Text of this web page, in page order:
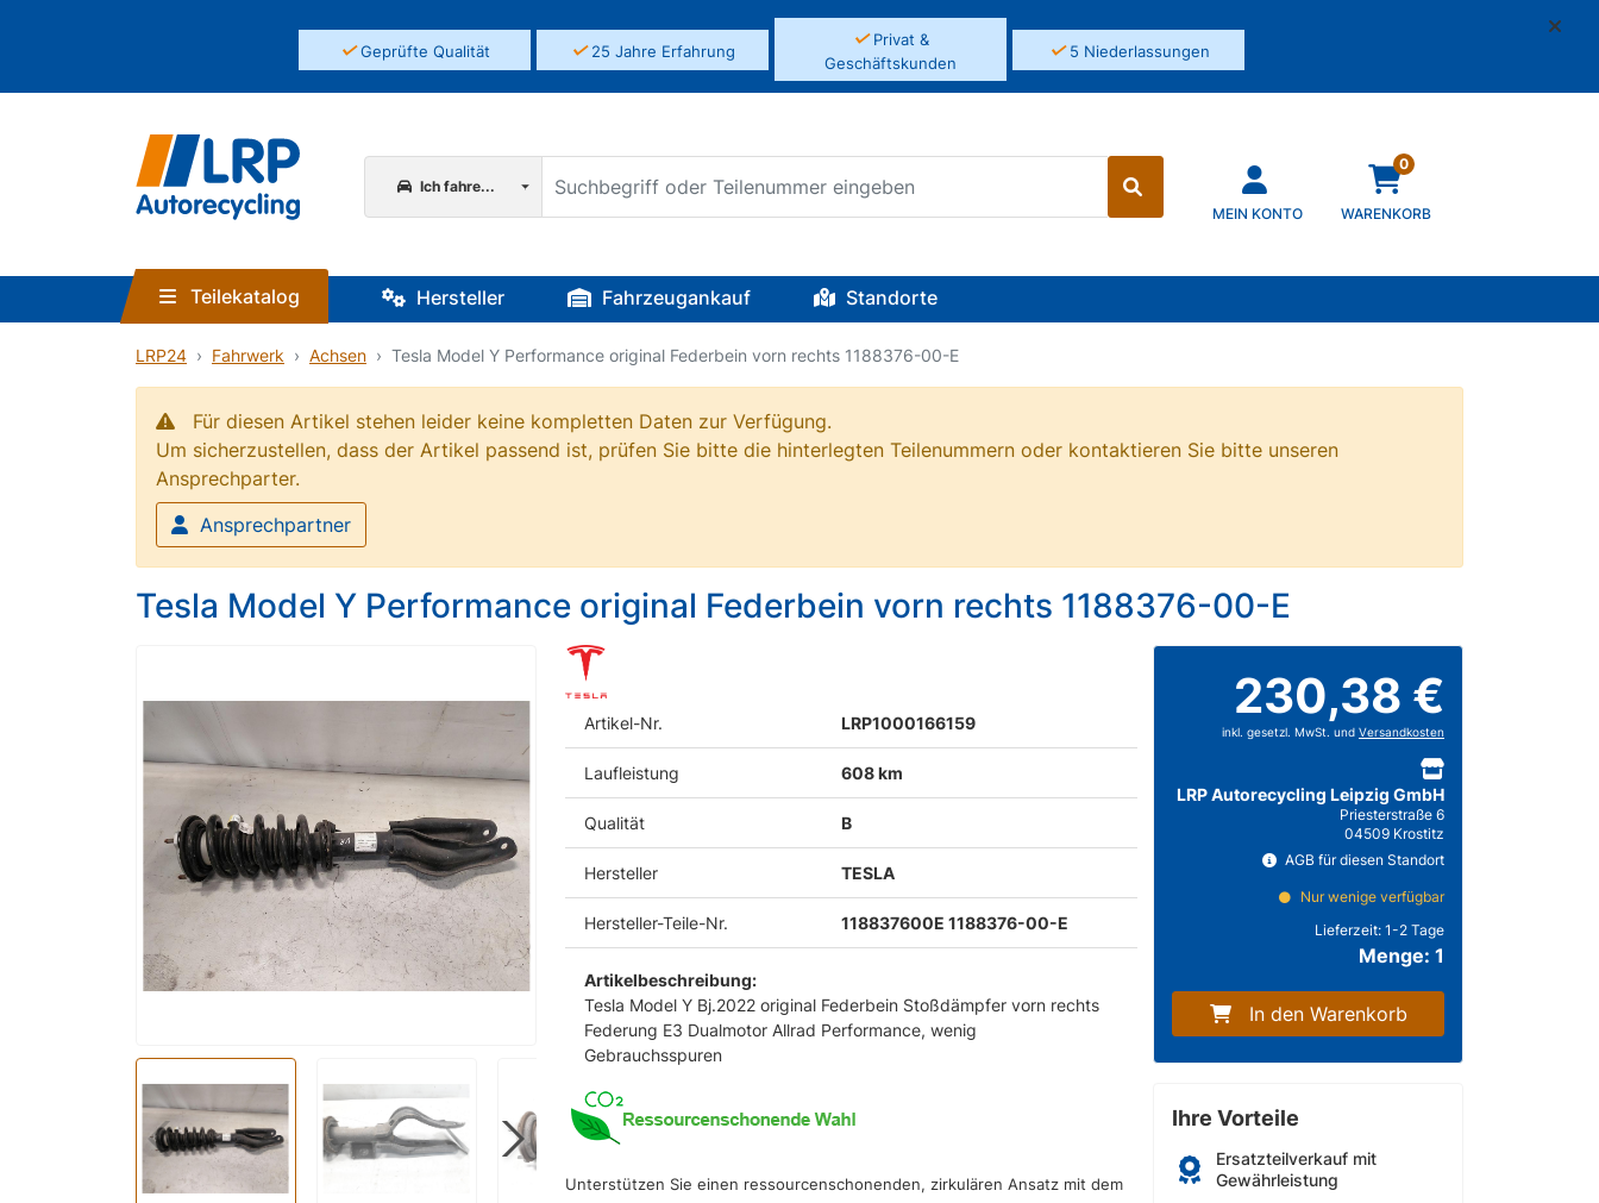
✓Geprüfte Qualität ✓25 Jahre Erfahrung
✓Privat &
Geschäftskunden
✓5 Niederlassungen
Ich fahre...
MEIN KONTO
0
WARENKORB
Teilekatalog Hersteller Fahrzeugankauf Standorte
LRP24 Fahrwerk Achsen Tesla Model Y Performance original Federbein vorn rechts 1188376-00-E
Für diesen Artikel stehen leider keine kompletten Daten zur Verfügung.
Um sicherzustellen, dass der Artikel passend ist, prüfen Sie bitte die hinterlegten Teilenummern oder kontaktieren Sie bitte unseren
Ansprechparter.
Ansprechpartner
Tesla Model Y Performance original Federbein vorn rechts 1188376-00-E
Artikel-Nr. LRP1000166159
Laufleistung 608 km
Qualität B
Hersteller TESLA
Hersteller-Teile-Nr. 118837600E 1188376-00-E
Artikelbeschreibung:
Tesla Model Y Bj.2022 original Federbein Stoßdämpfer vorn rechts
Federung E3 Dualmotor Allrad Performance, wenig
Gebrauchsspuren
Unterstützen Sie einen ressourcenschonenden, zirkulären Ansatz mit dem
230,38 €
inkl. gesetzl. MwSt. und Versandkosten
LRP Autorecycling Leipzig GmbH
Priesterstraße 6
04509 Krostitz
AGB für diesen Standort
Nur wenige verfügbar
Lieferzeit: 1-2 Tage
Menge: 1
In den Warenkorb
Ihre Vorteile
Ersatzteilverkauf mit
Gewährleistung